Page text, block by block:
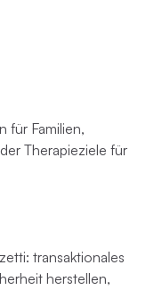
für Familien,
Therapieziele für
transaktionales
herstellen,